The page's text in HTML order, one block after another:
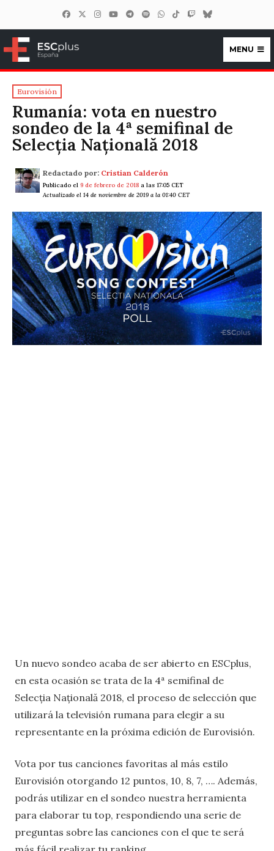
ESCplus España
MENU
Eurovisión
Rumanía: vota en nuestro
sondeo de la 4ª semifinal de
Selecția Națională 2018
Redactado por: Cristian Calderón
Publicado el 9 de febrero de 2018 a las 17:05 CET
Actualizado el 14 de noviembre de 2019 a la 01:40 CET
Un nuevo sondeo acaba de ser abierto en ESCplus,
en esta ocasión se trata de la 4ª semifinal de
Selecția Națională 2018, el proceso de selección que
utilizará la televisión rumana para elegir a su
representante en la próxima edición de Eurovisión.
Vota por tus canciones favoritas al más estilo
Eurovisión otorgando 12 puntos, 10, 8, 7, …. Además,
podrás utilizar en el sondeo nuestra herramienta
para elaborar tu top, respondiendo una serie de
preguntas sobre las canciones con el que te será